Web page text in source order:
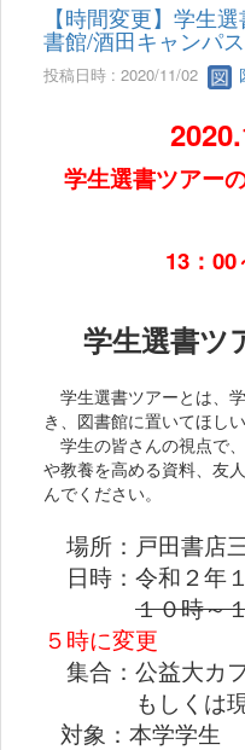
【時間変更】学生
書館/酒田キャンパス
投稿日時 : 2020/11/02
学生選書ツアー
13：
学生選書ツ
学生選書ツアーとは、
き、図書館に置いてほし
学生の皆さんの視点で
や教養を高める資料、友
んでください。
場所：戸田書店
日時：令和２年
１０時～
５時に変更
集合：公益大カ
もしくは現
対象：本学学生